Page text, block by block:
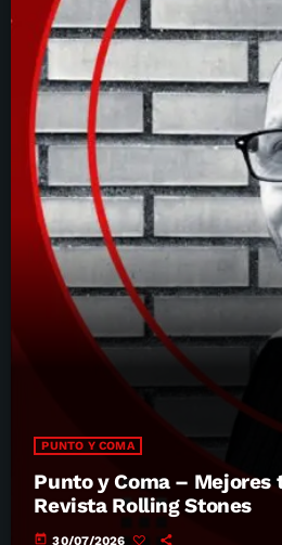
PUNTO Y COMA
Punto y Coma – Mejores
Revista Rolling Stones
today 30/07/2026